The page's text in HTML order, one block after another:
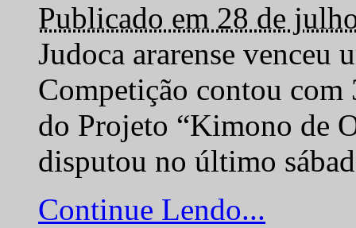
Publicado em 28 de
Judoca ararense venceu
Competição contou com
do Projeto “Kimono de
disputou no último
Continue Lendo...